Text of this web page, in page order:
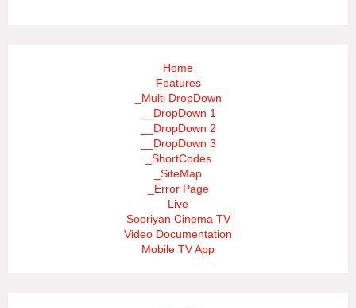
Home
Features
_Multi DropDown
__DropDown 1
__DropDown 2
__DropDown 3
_ShortCodes
_SiteMap
_Error Page
Live
Sooriyan Cinema TV
Video Documentation
Mobile TV App